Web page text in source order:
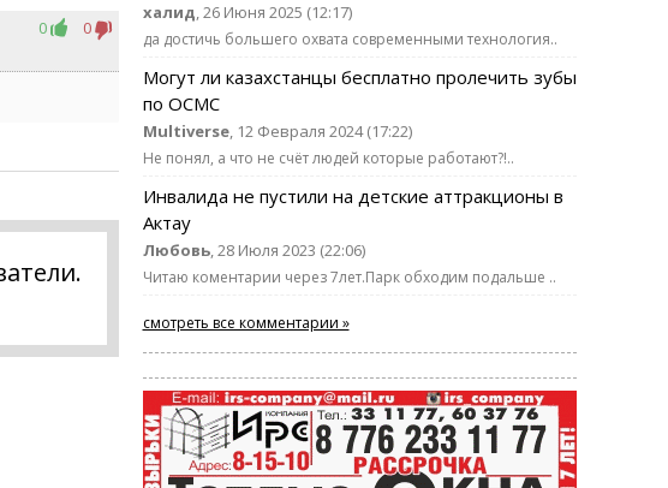
0 0
халид, 26 Июня 2025 (12:17)
да достичь большего охвата современными технология..
Могут ли казахстанцы бесплатно пролечить зубы
по ОСМС
Multiverse, 12 Февраля 2024 (17:22)
Не понял, а что не счёт людей которые работают?!..
Инвалида не пустили на детские аттракционы в
Актау
Любовь, 28 Июля 2023 (22:06)
Читаю коментарии через 7лет.Парк обходим подальше ..
смотреть все комментарии »